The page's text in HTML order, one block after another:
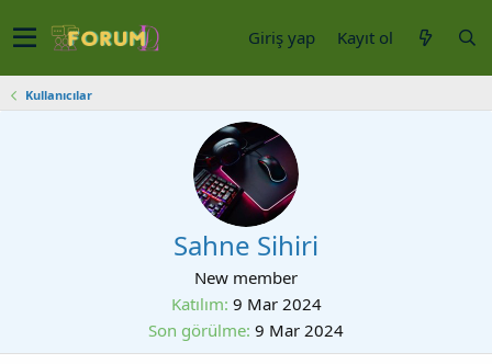
Giriş yap Kayıt ol
Kullanıcılar
Sahne Sihiri
New member
Katılım 9 Mar 2024
Son görülme 9 Mar 2024